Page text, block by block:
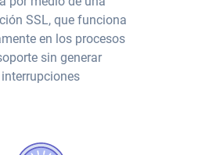
SSL, que funciona
en los procesos
sin generar
interrupciones